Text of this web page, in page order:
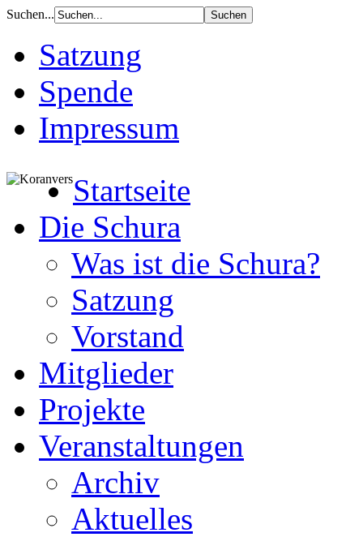
Suchen...
Satzung
Spende
Impressum
Startseite
Die Schura
Was ist die Schura?
Satzung
Vorstand
Mitglieder
Projekte
Veranstaltungen
Archiv
Aktuelles